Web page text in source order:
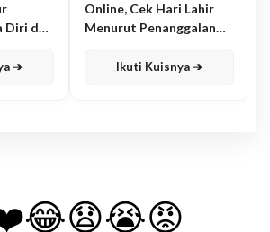
dan
➔
Online, Cek Hari Lahir
Menurut Penanggalan
Ikuti Kuisnya ➔
😂😧😭😡